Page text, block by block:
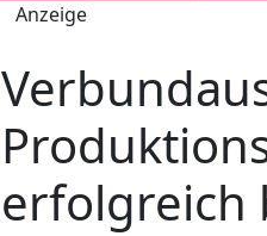
Anzeige
erfolgreich